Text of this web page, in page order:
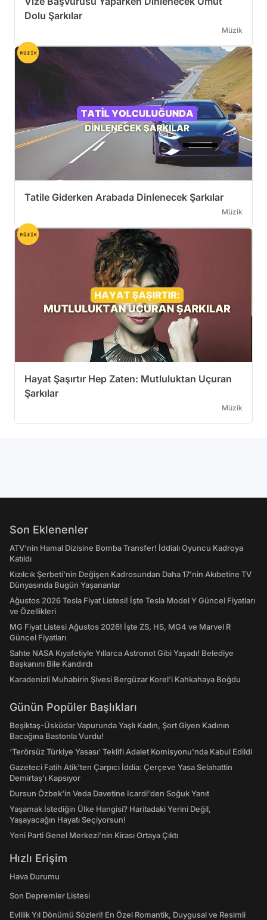
Dolu Şarkılar
Müzik
Tatile Giderken Arabada Dinlenecek Şarkılar
Müzik
Hayat Şaşırtır Hep Zaten: Mutluluktan Uçuran
Şarkılar
Müzik
Son Eklenenler
ATV'nin Hamal Dizisine Bomba Transfer! İddialı Oyuncu Kadroya
Katıldı
Kızılcık Şerbeti'nin Değişen Kadrosundan Daha 17'nin Akıbetine TV
Dünyasında Bugün Yaşananlar
Ağustos 2026 Tesla Fiyat Listesi! İşte Tesla Model Y Güncel Fiyatları
ve Özellikleri
MG Fiyat Listesi Ağustos 2026! İşte ZS, HS, MG4 ve Marvel R
Güncel Fiyatları
Sahte NASA Kıyafetiyle Yıllarca Astronot Gibi Yaşadı! Belediye
Başkanını Bile Kandırdı
Karadenizli Muhabirin Şivesi Bergüzar Korel'i Kahkahaya Boğdu
Günün Popüler Başlıkları
Beşiktaş-Üsküdar Vapurunda Yaşlı Kadın, Şort Giyen Kadının
Bacağına Bastonla Vurdu!
‘Terörsüz Türkiye Yasası’ Teklifi Adalet Komisyonu'nda Kabul Edildi
Gazeteci Fatih Atik'ten Çarpıcı İddia: Çerçeve Yasa Selahattin
Demirtaş'ı Kapsıyor
Dursun Özbek'in Veda Davetine Icardi'den Soğuk Yanıt
Yaşamak İstediğin Ülke Hangisi? Haritadaki Yerini Değil,
Yaşayacağın Hayatı Seçiyorsun!
Yeni Parti Genel Merkezi'nin Kirası Ortaya Çıktı
Hızlı Erişim
Hava Durumu
Son Depremler Listesi
Evlilik Yıl Dönümü Sözleri! En Özel Romantik, Duygusal ve Resimli